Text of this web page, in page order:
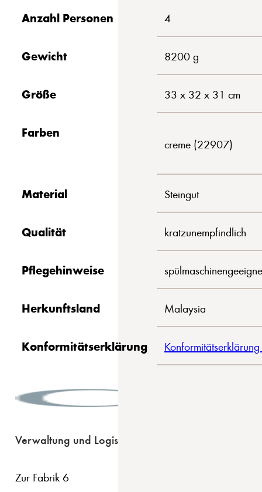
Anzahl Personen 4
Gewicht 8200 g
Größe 33 x 32 x 31 cm
Farben
creme (22907)
Material Steingut
Qualität kratzunempfindlich
Pflegehinweise
Herkunftsland Malaysia
Konformitätserklärung
Verwaltung und Logistik
Zur Fabrik 6